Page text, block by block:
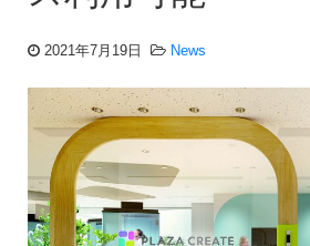
2021年7月19日 News